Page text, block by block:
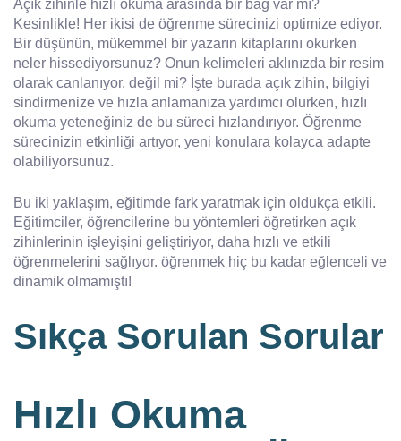
Açık zihinle hızlı okuma arasında bir bağ var mı?
Kesinlikle! Her ikisi de öğrenme sürecinizi optimize ediyor.
Bir düşünün, mükemmel bir yazarın kitaplarını okurken
neler hissediyorsunuz? Onun kelimeleri aklınızda bir resim
olarak canlanıyor, değil mi? İşte burada açık zihin, bilgiyi
sindirmenize ve hızla anlamanıza yardımcı olurken, hızlı
okuma yeteneğiniz de bu süreci hızlandırıyor. Öğrenme
sürecinizin etkinliği artıyor, yeni konulara kolayca adapte
olabiliyorsunuz.
Bu iki yaklaşım, eğitimde fark yaratmak için oldukça etkili.
Eğitimciler, öğrencilerine bu yöntemleri öğretirken açık
zihinlerinin işleyişini geliştiriyor, daha hızlı ve etkili
öğrenmelerini sağlıyor. öğrenmek hiç bu kadar eğlenceli ve
dinamik olmamıştı!
Sıkça Sorulan Sorular
Hızlı Okuma